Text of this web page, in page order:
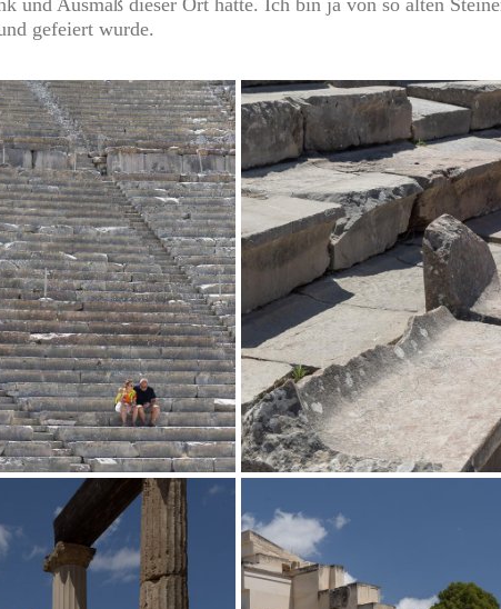
und Ausmaß dieser Ort hatte. Ich bin ja von so alten
gefeiert wurde.